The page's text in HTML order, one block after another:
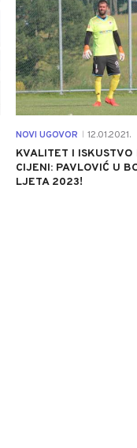
NOVI UGOVOR 12.01.2021.
KVALITET I ISKUSTVO
CIJENI: PAVLOVIĆ U
LJETA 2023!